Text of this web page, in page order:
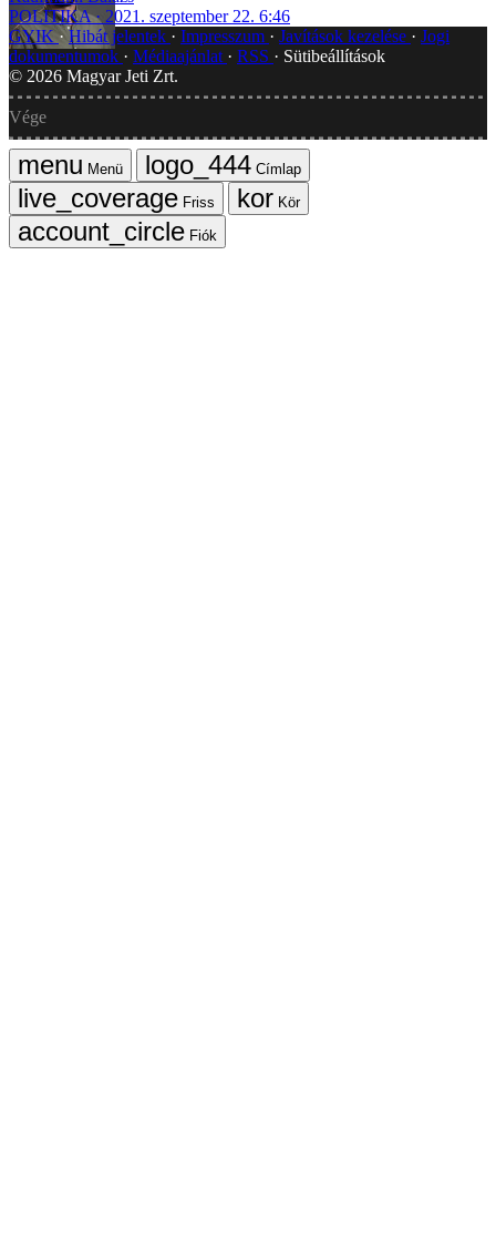
POLITIKA
2021. szeptember 22. 6:46
GYIK
Hibát jelentek Impresszum Javítások kezelése
Jogi
dokumentumok
Médiaajánlat RSS
Sütibeállítások
© 2026 Magyar Jeti Zrt.
Vége
Menü
Címlap
Friss
Kör
Fiók